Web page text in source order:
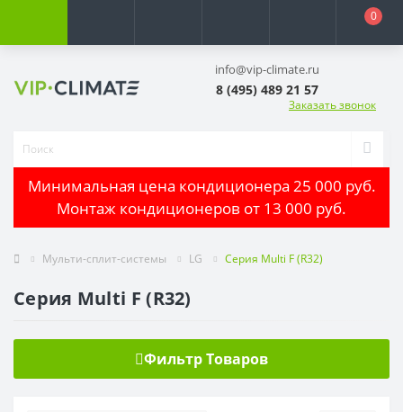
0
info@vip-climate.ru
8 (495) 489 21 57
Заказать звонок
Минимальная цена кондиционера 25 000 руб.
Монтаж кондиционеров от 13 000 руб.
Мульти-сплит-системы LG Серия Multi F (R32)
Серия Multi F (R32)
Фильтр Товаров